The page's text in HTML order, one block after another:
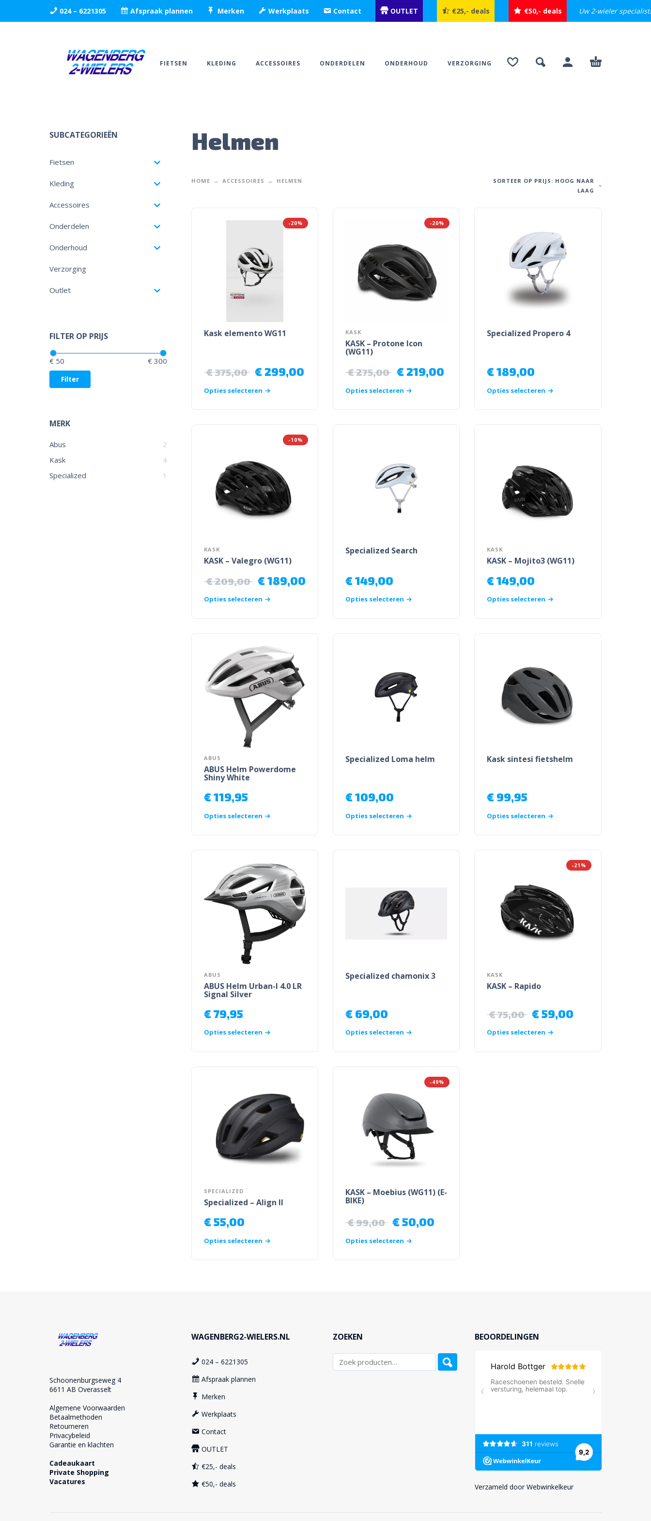
024 – 6221305 Afspraak plannen Merken Werkplaats Contact OUTLET €25,- deals €50,- deals Uw 2-wieler specialist!
FIETSEN KLEDING ACCESSOIRES ONDERDELEN ONDERHOUD VERZORGING
SUBCATEGORIEËN
Fietsen
Kleding
Accessoires
Onderdelen
Onderhoud
Verzorging
Outlet
FILTER OP PRIJS
Filter
€ 50 € 300
MERK
Abus
2
Kask
4
Specialized
1
Helmen
HOME ACCESSOIRES HELMEN
SORTEER OP PRIJS: HOOG NAAR
LAAG
-20%
Kask elemento WG11
€375,00 €299,00
Opties selecteren
-20%
KASK
KASK – Protone Icon
(WG11)
€275,00 €219,00
Opties selecteren
Specialized Propero 4
€189,00
Opties selecteren
-10%
KASK
KASK – Valegro (WG11)
€209,00 €189,00
Opties selecteren
Specialized Search
€149,00
Opties selecteren
KASK
KASK – Mojito3 (WG11)
€149,00
Opties selecteren
ABUS
ABUS Helm Powerdome
Shiny White
€119,95
Opties selecteren
Specialized Loma helm
€109,00
Opties selecteren
Kask sintesi fietshelm
€ 99,95
Opties selecteren
ABUS
ABUS Helm Urban-I 4.0 LR
Signal Silver
€79,95
Opties selecteren
Specialized chamonix 3
€69,00
Opties selecteren
-21%
KASK
KASK – Rapido
€75,00 €59,00
Opties selecteren
SPECIALIZED
Specialized – Align II
€55,00
Opties selecteren
-49%
KASK – Moebius (WG11) (E-
BIKE)
€99,00 €50,00
Opties selecteren
Schoonenburgseweg 4
6611 AB Overasselt
Algemene Voorwaarden
Betaalmethoden
Retourneren
Privacybeleid
Garantie en klachten
Cadeaukaart
Private Shopping
Vacatures
WAGENBERG2-WIELERS.NL
024 – 6221305
Afspraak plannen
Merken
Werkplaats
Contact
OUTLET
€25,- deals
€50,- deals
ZOEKEN BEOORDELINGEN
Verzameld door Webwinkelkeur